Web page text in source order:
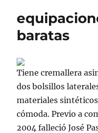
baratas
Tiene cremallera
dos bolsillos
materiales
cómoda. Previo a
2004 falleció José